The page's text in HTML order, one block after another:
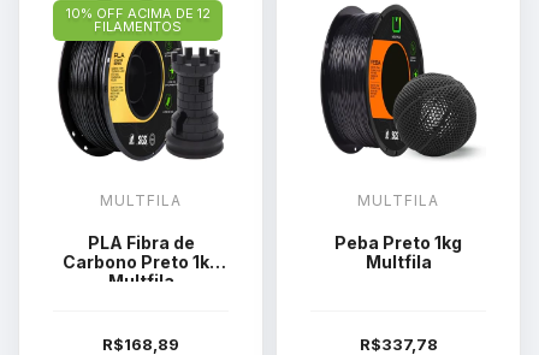
10% OFF ACIMA DE 12
FILAMENTOS
MULTFILA
PLA Fibra de
Carbono Preto 1kg
Multfila
R$168,89
MULTFILA
Peba Preto 1kg
Multfila
R$337,78